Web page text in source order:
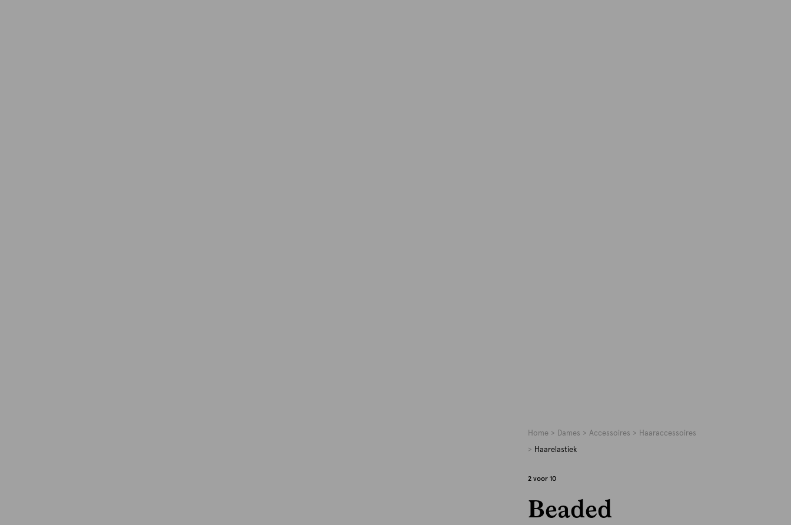
Home Dames Accessoires Haaraccessoires
Haarelastiek
2 voor 10
Beaded